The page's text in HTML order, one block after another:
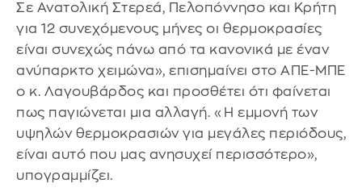
Σε Ανατολική Στερεά, Πελοπόννησο και Κρήτη
για 12 συνεχόμενους μήνες οι θερμοκρασίες
είναι συνεχώς πάνω από τα κανονικά με έναν
ανύπαρκτο χειμώνα», επισημαίνει στο ΑΠΕ-ΜΠΕ
ο κ. Λαγουβάρδος και προσθέτει ότι φαίνεται
πως παγιώνεται μια αλλαγή. «Η εμμονή των
υψηλών θερμοκρασιών για μεγάλες περιόδους,
είναι αυτό που μας ανησυχεί περισσότερο»,
υπογραμμίζει.